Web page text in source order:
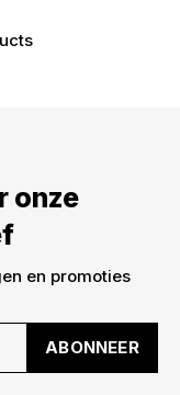
onze
en promoties
ABONNEER